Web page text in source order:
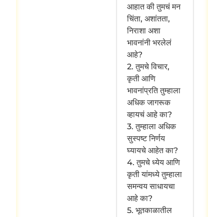
आहात की तुमचं मन
चिंता, अशांतता,
निराशा अशा
भावनांनी भरलेलं
आहे?
2. तुमचे विचार,
कृती आणि
भावनांप्रति तुम्हाला
अधिक जागरूक
व्हायचं आहे का?
3. तुम्हाला अधिक
सुस्पष्ट निर्णय
घ्यायचे आहेत का?
4. तुमचे ध्येय आणि
कृती यांमध्ये तुम्हाला
समन्वय साधायचा
आहे का?
5. भूतकाळातील